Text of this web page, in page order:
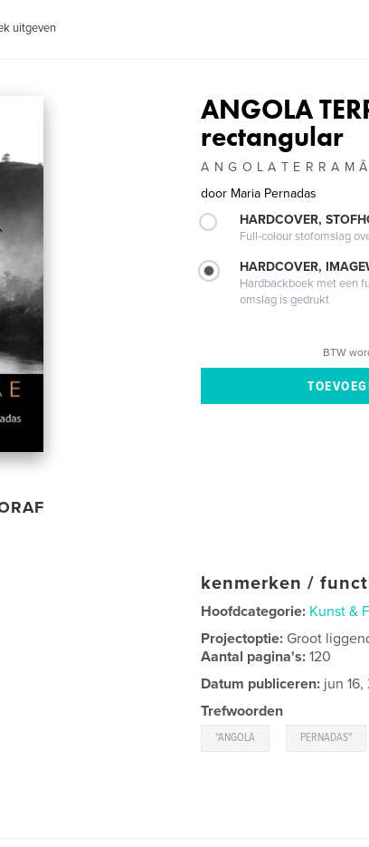
uitgeven
ANGOLA
rectangular
A N G O L A T E R R A M
door Maria Pernadas
HARDCOVER,
Full-colour stofomslag
HARDCOVER,
Hardbackboek met een
omslag is gedrukt
BTW
kenmerken /
Hoofdcategorie: Kunst &
Projectoptie: Groot
Aantal pagina's:120
Datum publiceren: jun 16,
Trefwoorden
"ANGOLA PERNADAS"